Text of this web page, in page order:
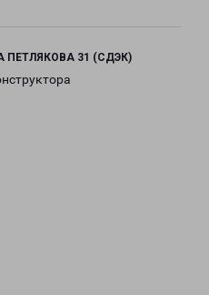
31 (СДЭК)